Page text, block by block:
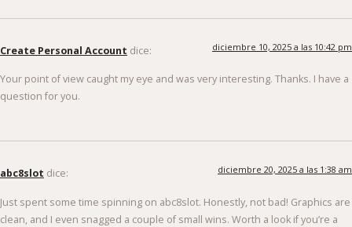
Create Personal Account dice: diciembre 10, 2025 a las 10:42 pm
Your point of view caught my eye and was very interesting. Thanks. I have a
question for you.
abc8slot dice: diciembre 20, 2025 a las 1:38 am
Just spent some time spinning on abc8slot. Honestly, not bad! Graphics are
clean, and I even snagged a couple of small wins. Worth a look if you’re a